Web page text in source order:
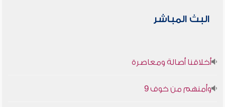
البث المباشر
أخلاقنا أصالة ومعاصرة
وأمنهم من خوف 9